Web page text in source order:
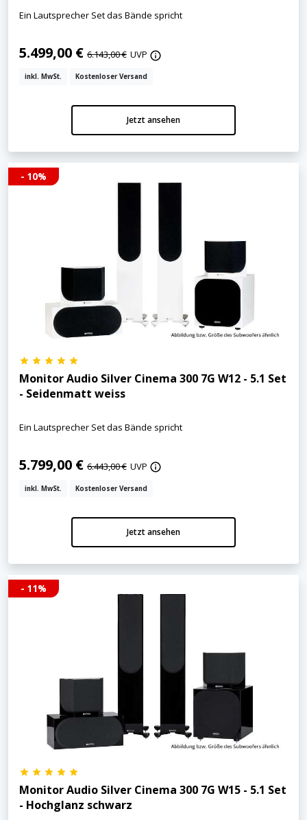
Ein Lautsprecher Set das Bände spricht
5.499,00 € 6.143,00 € UVP
inkl. MwSt. Kostenloser Versand
Jetzt ansehen
- 10%
Monitor Audio Silver Cinema 300 7G W12 - 5.1 Set
- Seidenmatt weiss
Ein Lautsprecher Set das Bände spricht
5.799,00 € 6.443,00 € UVP
inkl. MwSt. Kostenloser Versand
Jetzt ansehen
- 11%
Monitor Audio Silver Cinema 300 7G W15 - 5.1 Set
- Hochglanz schwarz